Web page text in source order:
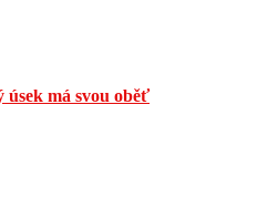
úsek má svou oběť